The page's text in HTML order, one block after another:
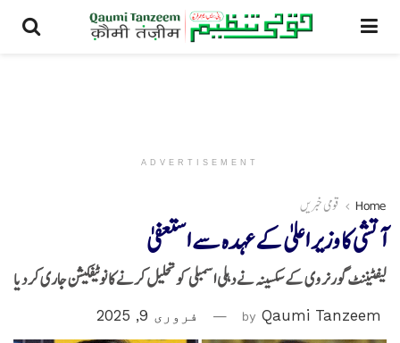
ADVERTISEMENT
Home قومی خبریں
آتشی کا وزیر اعلیٰ کے عہدہ سے استعفیٰ
لیفٹیننٹ گورنر وی کے سکسینہ نے دہلی اسمبلی کو تحلیل کرنے کا نوٹیفکیشن جاری کر دیا
by Qaumi Tanzeem فروری 9, 2025